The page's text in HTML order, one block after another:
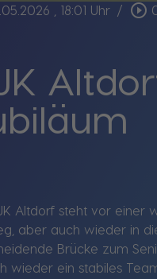
, 18:01 Uhr / play_circle_outline
Altdorf steht vor einer
aber auch wieder in
Brücke zum
wieder ein stabiles